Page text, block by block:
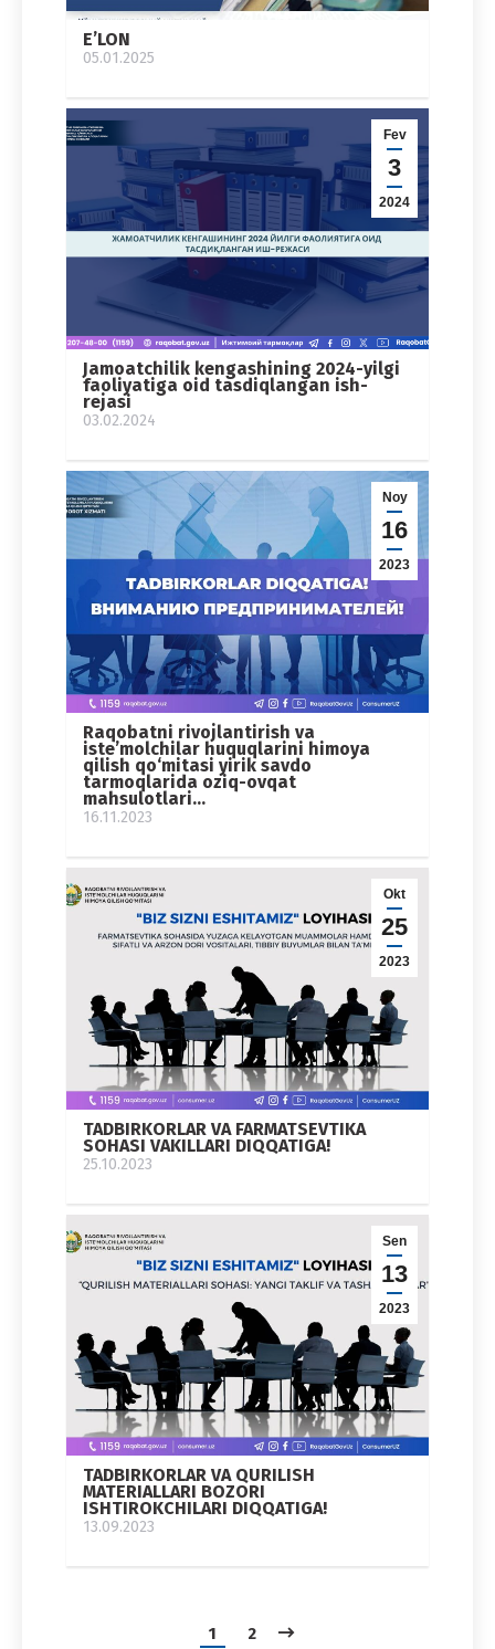
E’LON
05.01.2025
Fev
3
2024
Jamoatchilik kengashining 2024-yilgi
faoliyatiga oid tasdiqlangan ish-
rejasi
03.02.2024
Noy
16
2023
Raqobatni rivojlantirish va
iste’molchilar huquqlarini himoya
qilish qo‘mitasi yirik savdo
tarmoqlarida oziq-ovqat
mahsulotlari…
16.11.2023
Okt
25
2023
TADBIRKORLAR VA FARMATSEVTIKA
SOHASI VAKILLARI DIQQATIGA!
25.10.2023
Sen
13
2023
TADBIRKORLAR VA QURILISH
MATERIALLARI BOZORI
ISHTIROKCHILARI DIQQATIGA!
13.09.2023
1 2